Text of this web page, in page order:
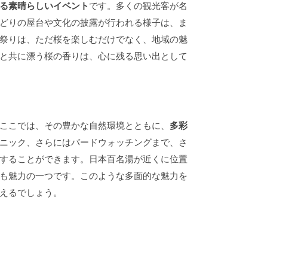
素晴らしいイベントです。多くの観光客が名
りの屋台や文化の披露が行われる様子は、ま
りは、ただ桜を楽しむだけでなく、地域の魅
共に漂う桜の香りは、心に残る思い出として
では、その豊かな自然環境とともに、 多彩
ック、さらにはバードウォッチングまで、さ
ることができます。日本百名湯が近くに位置
魅力の一つです。このような多面的な魅力を
でしょう。